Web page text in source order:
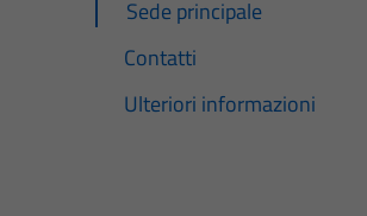
Sede principale
Contatti
Ulteriori informazioni